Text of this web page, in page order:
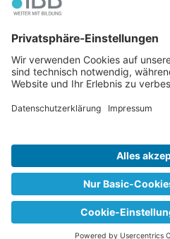
Ein Blog der
Cookie-Einstellungen
Glossar
Hinweisgeberschutz
Impressum
Netiquette
© 2026 - IBB Institut für